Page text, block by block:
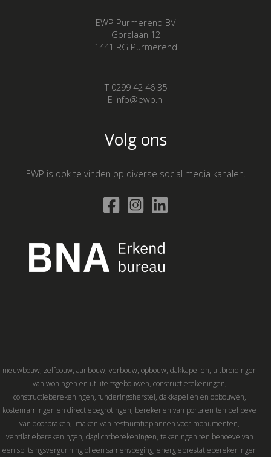
EWP Purmerend BV
Gorslaan 12
1441 RG Purmerend
T 0299 42 46 35
E info@ewp.nl
Volg ons
EWP is ook te vinden op diverse social media kanalen.
nieuwbouw, zelfbouw, aanbouw, verbouw, opbouw, dakkapellen, uitbreidingen
van woningen en utiliteitsgebouwen, constructietekeningen,
constructieberekeningen, funderingsherstel, dakkapellen en opbouwen,
kostenramingen en directiebegrotingen, berekenen van portalen ten behoeve
van doorbraken, maken van restauratieplannen voor monumenten,
ventilatieberekeningen, daglichtberekeningen, tekeningen ten behoeve van
een splitsingsvergunning of een samenvoeging, energieprestatieberekeningen